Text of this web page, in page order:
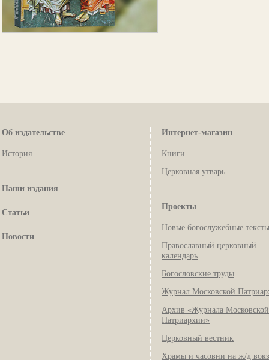
Об издательстве
История
Наши издания
Статьи
Новости
Интернет-магазин
Книги
Церковная утварь
Проекты
Новые богослужебные тексты
Православный церковный
календарь
Богословские труды
Журнал Московской
Архив «Журнала Московской
Патриархии»
Церковный вестник
Храмы и часовни на ж/д